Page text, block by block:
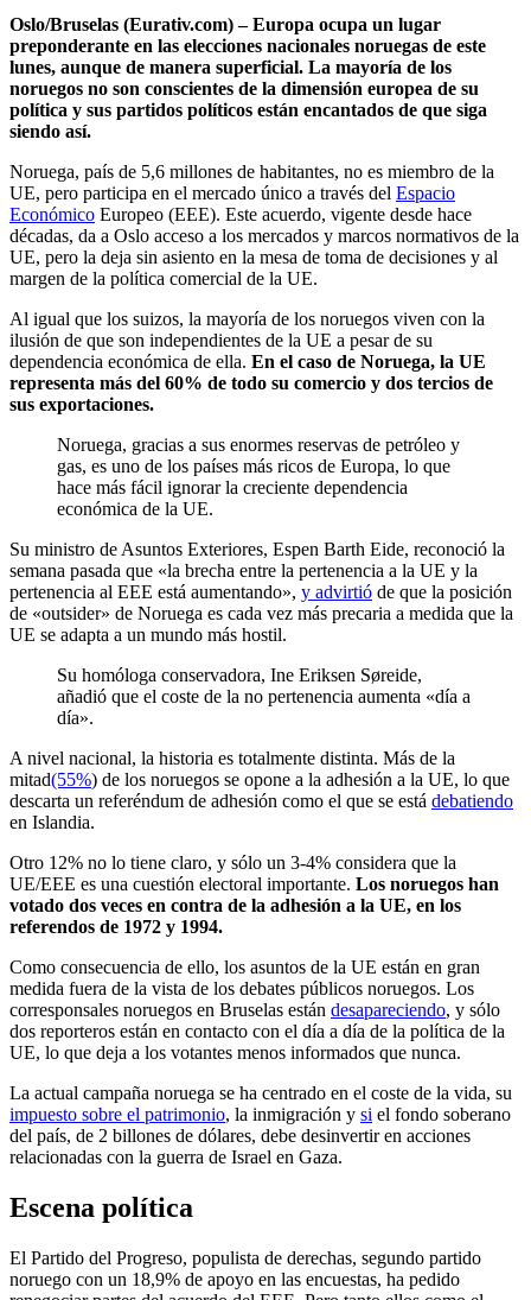
Oslo/Bruselas (Eurativ.com) – Europa ocupa un lugar
preponderante en las elecciones nacionales noruegas de este
lunes, aunque de manera superficial. La mayoría de los
noruegos no son conscientes de la dimensión europea de su
política y sus partidos políticos están encantados de que siga
siendo así.
Noruega, país de 5,6 millones de habitantes, no es miembro de la
UE, pero participa en el mercado único a través del Espacio
Económico Europeo (EEE). Este acuerdo, vigente desde hace
décadas, da a Oslo acceso a los mercados y marcos normativos de la
UE, pero la deja sin asiento en la mesa de toma de decisiones y al
margen de la política comercial de la UE.
Al igual que los suizos, la mayoría de los noruegos viven con la
ilusión de que son independientes de la UE a pesar de su
dependencia económica de ella. En el caso de Noruega, la UE
representa más del 60% de todo su comercio y dos tercios de
sus exportaciones.
Noruega, gracias a sus enormes reservas de petróleo y
gas, es uno de los países más ricos de Europa, lo que
hace más fácil ignorar la creciente dependencia
económica de la UE.
Su ministro de Asuntos Exteriores, Espen Barth Eide, reconoció la
semana pasada que «la brecha entre la pertenencia a la UE y la
pertenencia al EEE está aumentando», y advirtió de que la posición
de «outsider» de Noruega es cada vez más precaria a medida que la
UE se adapta a un mundo más hostil.
Su homóloga conservadora, Ine Eriksen Søreide,
añadió que el coste de la no pertenencia aumenta «día a
día».
A nivel nacional, la historia es totalmente distinta. Más de la
mitad(55%) de los noruegos se opone a la adhesión a la UE, lo que
descarta un referéndum de adhesión como el que se está debatiendo
en Islandia.
Otro 12% no lo tiene claro, y sólo un 3-4% considera que la
UE/EEE es una cuestión electoral importante. Los noruegos han
votado dos veces en contra de la adhesión a la UE, en los
referendos de 1972 y 1994.
Como consecuencia de ello, los asuntos de la UE están en gran
medida fuera de la vista de los debates públicos noruegos. Los
corresponsales noruegos en Bruselas están desapareciendo, y sólo
dos reporteros están en contacto con el día a día de la política de la
UE, lo que deja a los votantes menos informados que nunca.
La actual campaña noruega se ha centrado en el coste de la vida, su
impuesto sobre el patrimonio, la inmigración y si el fondo soberano
del país, de 2 billones de dólares, debe desinvertir en acciones
relacionadas con la guerra de Israel en Gaza.
Escena política
El Partido del Progreso, populista de derechas, segundo partido
noruego con un 18,9% de apoyo en las encuestas, ha pedido